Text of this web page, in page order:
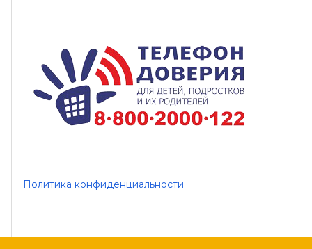
Политика конфиденциальности